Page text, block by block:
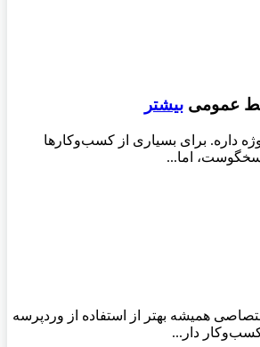
عمومی بیشتر
داره. برای بسیاری از کسب‌وکارها
اما...
همیشه بهتر از استفاده از وردپرسه
دار...